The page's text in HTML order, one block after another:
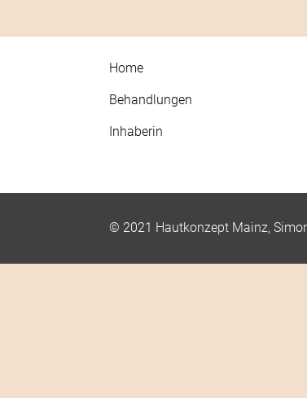
Home
Behandlungen
Inhaberin
© 2021 Hautkonzept Mainz,